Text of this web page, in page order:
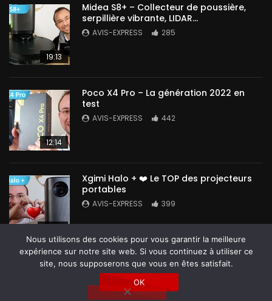
19:13
Midea S8+ – Collecteur de poussière,
serpillière vibrante, LIDAR…
AVIS-EXPRESS 285
12:14
Poco X4 Pro – La génération 2022 en
test
AVIS-EXPRESS 442
Xgimi Halo + ❤️ Le TOP des projecteurs
portables
AVIS-EXPRESS 399
Tous droits réservés @ Avis-Express
Nous utilisons des cookies pour vous garantir la meilleure
expérience sur notre site web. Si vous continuez à utiliser ce
site, nous supposerons que vous en êtes satisfait.
OK